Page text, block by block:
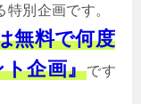
別企画です。
無料で何度
企画』です